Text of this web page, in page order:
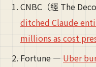
CNBC（經 The
ditched Claude
millions as cost
Fortune — Uber